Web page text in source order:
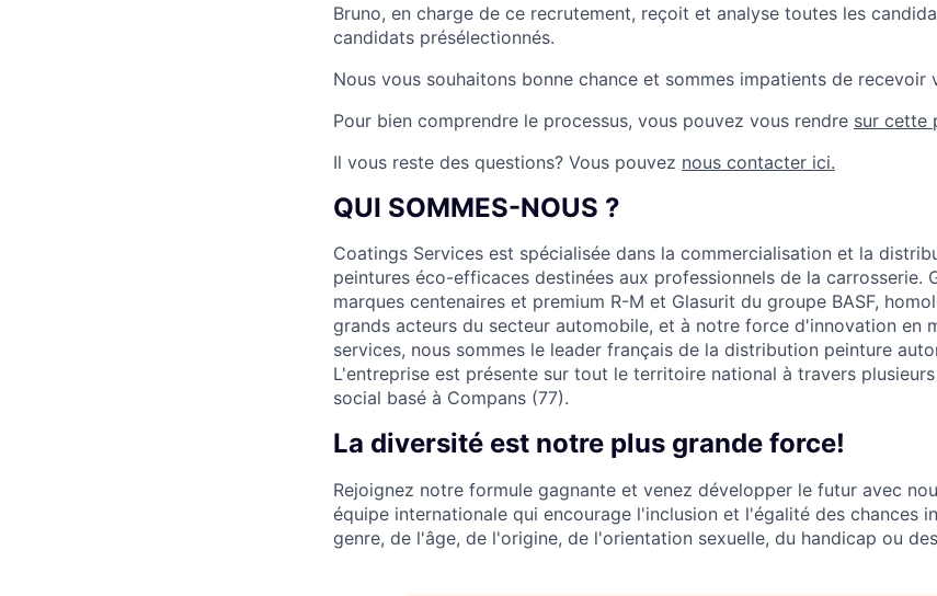
Bruno, en charge de ce recrutement, reçoit et analyse toutes les
candidats présélectionnés.
Nous vous souhaitons bonne chance et sommes impatients de recevoir
Pour bien comprendre le processus, vous pouvez vous rendre sur cette
Il vous reste des questions? Vous pouvez nous contacter ici.
QUI SOMMES-NOUS ?
Coatings Services est spécialisée dans la commercialisation et la
peintures éco-efficaces destinées aux professionnels de la carrosserie.
marques centenaires et premium R-M et Glasurit du groupe BASF,
grands acteurs du secteur automobile, et à notre force d'innovation en
services, nous sommes le leader français de la distribution peinture
L'entreprise est présente sur tout le territoire national à travers
social basé à Compans (77).
La diversité est notre plus grande force!
Rejoignez notre formule gagnante et venez développer le futur avec
équipe internationale qui encourage l'inclusion et l'égalité des chances
genre, de l'âge, de l'origine, de l'orientation sexuelle, du handicap ou